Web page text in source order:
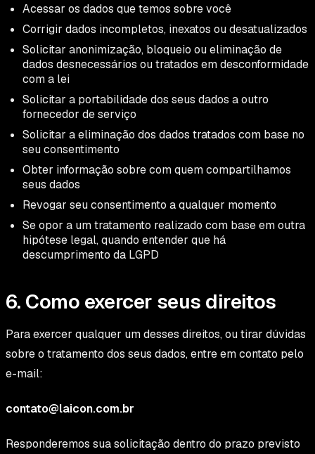
Acessar os dados que temos sobre você
Corrigir dados incompletos, inexatos ou desatualizados
Solicitar anonimização, bloqueio ou eliminação de
dados desnecessários ou tratados em desconformidade
com a lei
Solicitar a portabilidade dos seus dados a outro
fornecedor de serviço
Solicitar a eliminação dos dados tratados com base no
seu consentimento
Obter informação sobre com quem compartilhamos
seus dados
Revogar seu consentimento a qualquer momento
Se opor a um tratamento realizado com base em outra
hipótese legal, quando entender que há
descumprimento da LGPD
6. Como exercer seus direitos
Para exercer qualquer um desses direitos, ou tirar dúvidas
sobre o tratamento dos seus dados, entre em contato pelo
e-mail:
contato@laicon.com.br
Responderemos sua solicitação dentro do prazo previsto